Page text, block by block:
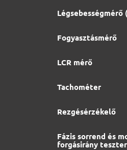
Légsebességmérő
Fogyasztásmérő
LCR mérő
Tachométer
Rezgésérzékelő
Fázis sorrend és
forgásirány teszter